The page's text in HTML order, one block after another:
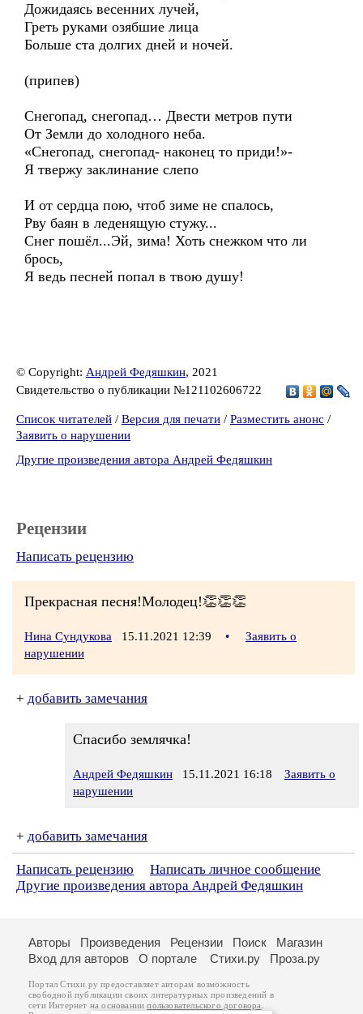
Дожидаясь весенних лучей,
Греть руками озябшие лица
Больше ста долгих дней и ночей.
(припев)
Снегопад, снегопад… Двести метров пути
От Земли до холодного неба.
«Снегопад, снегопад- наконец то приди!»-
Я твержу заклинание слепо
И от сердца пою, чтоб зиме не спалось,
Рву баян в леденящую стужу...
Снег пошёл...Эй, зима! Хоть снежком что ли
брось,
Я ведь песней попал в твою душу!
© Copyright: Андрей Федяшкин, 2021
Свидетельство о публикации №121102606722
Список читателей / Версия для печати / Разместить анонс /
Заявить о нарушении
Другие произведения автора Андрей Федяшкин
Рецензии
Написать рецензию
Прекрасная песня!Молодец!👏👏👏
Нина Сундукова 15.11.2021 12:39 •
Заявить о
нарушении
+ добавить замечания
Спасибо землячка!
Андрей Федяшкин 15.11.2021 16:18
Заявить о
нарушении
+ добавить замечания
Написать рецензию
Написать личное сообщение
Другие произведения автора Андрей Федяшкин
Авторы Произведения Рецензии Поиск
Магазин
Вход для авторов
О портале Стихи.ру Проза.ру
Портал Стихи.ру предоставляет авторам возможность
свободной публикации своих литературных произведений в
сети Интернет на основаниипользовательского договора